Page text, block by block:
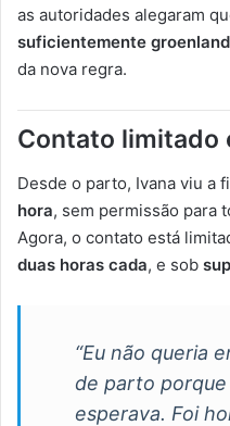
as autoridades alegaram
suficientemente
da nova regra.
Contato limitado
Desde o parto, Ivana viu a
hora, sem permissão para
Agora, o contato está
duas horas cada, e sob
“Eu não queria
de parto porque
esperava. Foi